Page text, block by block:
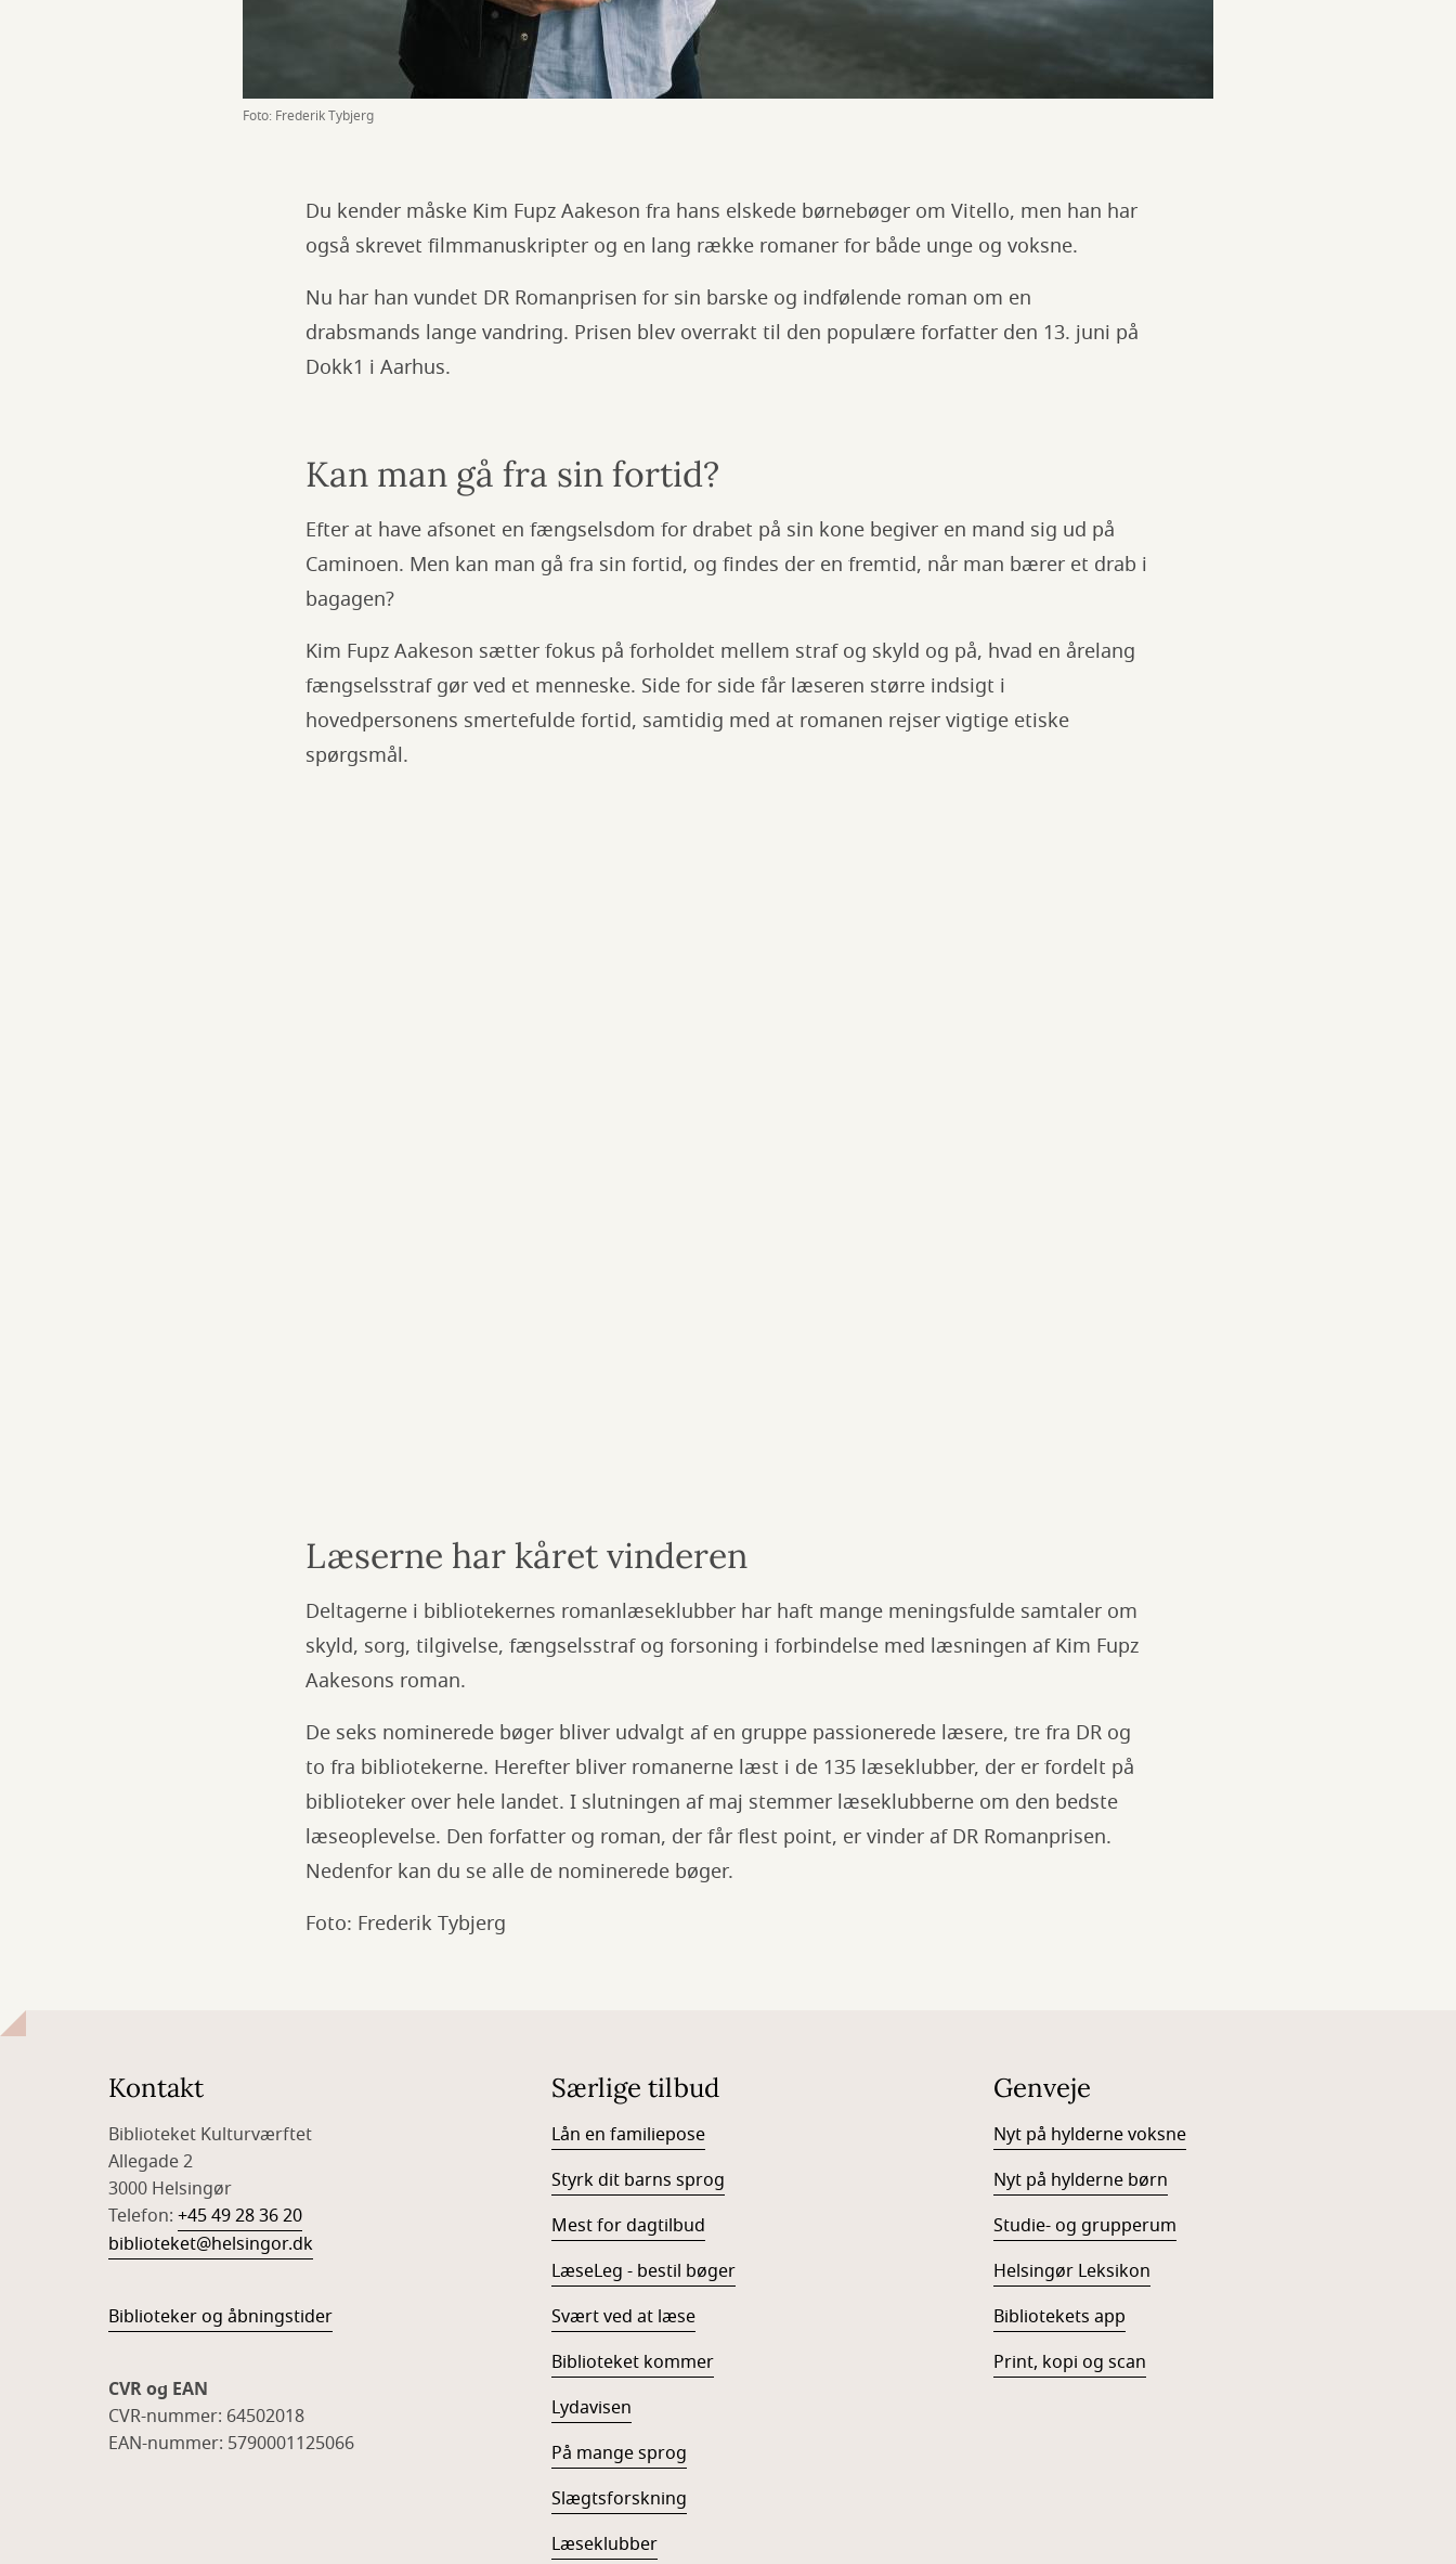
Foto: Frederik Tybjerg
Du kender måske Kim Fupz Aakeson fra hans elskede børnebøger om Vitello, men han har
også skrevet filmmanuskripter og en lang række romaner for både unge og voksne.
Nu har han vundet DR Romanprisen for sin barske og indfølende roman om en
drabsmands lange vandring. Prisen blev overrakt til den populære forfatter den 13. juni på
Dokk1 i Aarhus.
Kan man gå fra sin fortid?
Efter at have afsonet en fængselsdom for drabet på sin kone begiver en mand sig ud på
Caminoen. Men kan man gå fra sin fortid, og findes der en fremtid, når man bærer et drab i
bagagen?
Kim Fupz Aakeson sætter fokus på forholdet mellem straf og skyld og på, hvad en årelang
fængselsstraf gør ved et menneske. Side for side får læseren større indsigt i
hovedpersonens smertefulde fortid, samtidig med at romanen rejser vigtige etiske
spørgsmål.
Læserne har kåret vinderen
Deltagerne i bibliotekernes romanlæseklubber har haft mange meningsfulde samtaler om
skyld, sorg, tilgivelse, fængselsstraf og forsoning i forbindelse med læsningen af Kim Fupz
Aakesons roman.
De seks nominerede bøger bliver udvalgt af en gruppe passionerede læsere, tre fra DR og
to fra bibliotekerne. Herefter bliver romanerne læst i de 135 læseklubber, der er fordelt på
biblioteker over hele landet. I slutningen af maj stemmer læseklubberne om den bedste
læseoplevelse. Den forfatter og roman, der får flest point, er vinder af DR Romanprisen.
Nedenfor kan du se alle de nominerede bøger.
Foto: Frederik Tybjerg
Kontakt
Biblioteket Kulturværftet
Allegade 2
3000 Helsingør
Telefon: +45 49 28 36 20
biblioteket@helsingor.dk
Biblioteker og åbningstider
CVR og EAN
CVR-nummer: 64502018
EAN-nummer: 5790001125066
Særlige tilbud
Lån en familiepose
Styrk dit barns sprog
Mest for dagtilbud
LæseLeg - bestil bøger
Svært ved at læse
Biblioteket kommer
Lydavisen
På mange sprog
Slægtsforskning
Læseklubber
Genveje
Nyt på hylderne voksne
Nyt på hylderne børn
Studie- og grupperum
Helsingør Leksikon
Bibliotekets app
Print, kopi og scan